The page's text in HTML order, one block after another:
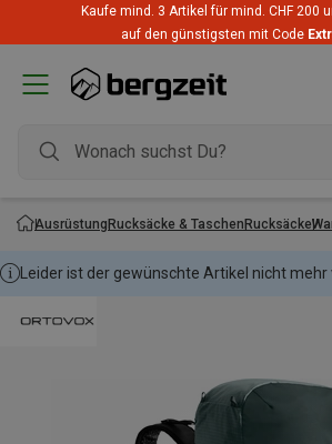
Kaufe mind. 3 Artikel für mind. CHF 200
auf den günstigsten mit Code
AusrüstungRucksäcke & TaschenRucksäcke
Leider ist der gewünschte Artikel nicht mehr